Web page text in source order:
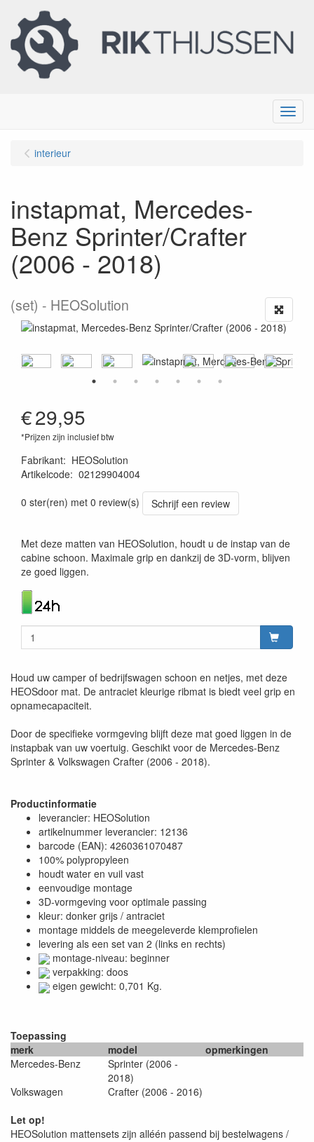
Menu
interieur
instapmat, Mercedes-
Benz Sprinter/Crafter
(2006 - 2018)
(set) HEOSolution
€29,95
*Prijzen zijn inclusief btw
Fabrikant: HEOSolution
Artikelcode: 02129904004
0 ster(ren) met 0 review(s)
Schrijf een review
Met deze matten van HEOSolution, houdt u de instap van de
cabine schoon. Maximale grip en dankzij de 3D-vorm, blijven
ze goed liggen.
Houd uw camper of bedrijfswagen schoon en netjes, met deze
HEOSdoor mat. De antraciet kleurige ribmat is biedt veel grip en
opnamecapaciteit.
Door de specifieke vormgeving blijft deze mat goed liggen in de
instapbak van uw voertuig. Geschikt voor de Mercedes-Benz
Sprinter & Volkswagen Crafter (2006 - 2018).
Productinformatie
leverancier: HEOSolution
artikelnummer leverancier: 12136
barcode (EAN): 4260361070487
100% polypropyleen
houdt water en vuil vast
eenvoudige montage
3D-vormgeving voor optimale passing
kleur: donker grijs / antraciet
montage middels de meegeleverde klemprofielen
levering als een set van 2 (links en rechts)
montage-niveau: beginner
verpakking: doos
eigen gewicht: 0,701 Kg.
Toepassing
merk
model
opmerkingen
Mercedes-Benz
Sprinter (2006 -
2018)
Volkswagen
Crafter (2006 - 2016)
Let op!
HEOSolution mattensets zijn alléén passend bij bestelwagens /